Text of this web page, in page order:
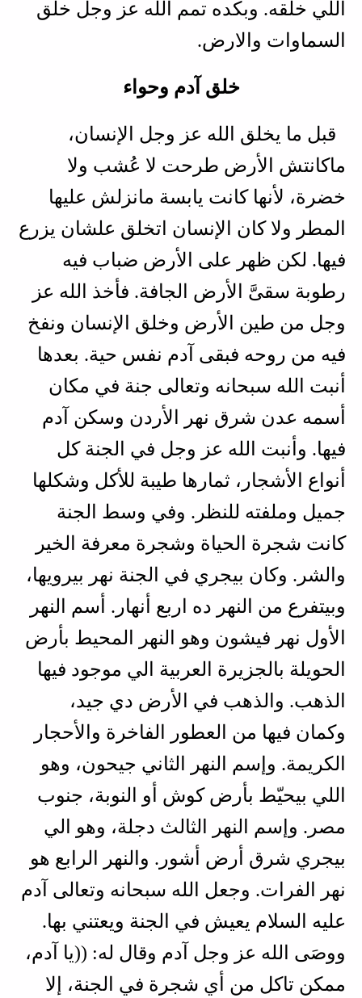
اللي خلقه. وبكده تمم الله عز وجل خلق
السماوات والارض.
خلق آدم وحواء
قبل ما يخلق الله عز وجل الإنسان،
ماكانتش الأرض طرحت لا عُشب ولا
خضرة، لأنها كانت يابسة مانزلش عليها
المطر ولا كان الإنسان اتخلق علشان يزرع
فيها. لكن ظهر على الأرض ضباب فيه
رطوبة سقىَّ الأرض الجافة. فأخذ الله عز
وجل من طين الأرض وخلق الإنسان ونفخ
فيه من روحه فبقى آدم نفس حية. بعدها
أنبت الله سبحانه وتعالى جنة في مكان
أسمه عدن شرق نهر الأردن وسكن آدم
فيها. وأنبت الله عز وجل في الجنة كل
أنواع الأشجار، ثمارها طيبة للأكل وشكلها
جميل وملفته للنظر. وفي وسط الجنة
كانت شجرة الحياة وشجرة معرفة الخير
والشر. وكان بيجري في الجنة نهر بيرويها،
وبيتفرع من النهر ده اربع أنهار. أسم النهر
الأول نهر فيشون وهو النهر المحيط بأرض
الحويلة بالجزيرة العربية الي موجود فيها
الذهب. والذهب في الأرض دي جيد،
وكمان فيها من العطور الفاخرة والأحجار
الكريمة. وإسم النهر الثاني جيحون، وهو
اللي بيحيّط بأرض كوش أو النوبة، جنوب
مصر. وإسم النهر الثالث دجلة، وهو الي
بيجري شرق أرض أشور. والنهر الرابع هو
نهر الفرات. وجعل الله سبحانه وتعالى آدم
عليه السلام يعيش في الجنة ويعتني بها.
ووصَى الله عز وجل آدم وقال له: ((يا آدم،
ممكن تاكل من أي شجرة في الجنة، إلا